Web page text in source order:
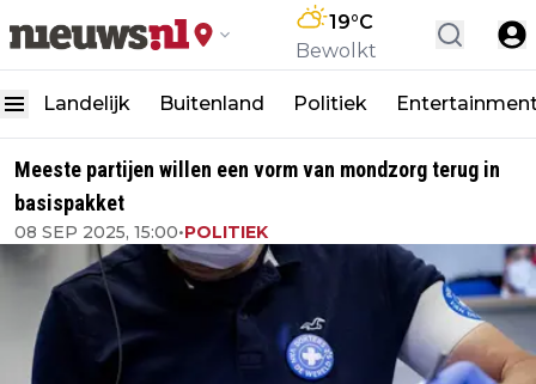
19°C
Bewolkt
Landelijk Buitenland Politiek
Meeste partijen willen een vorm van mondzorg terug in
basispakket
08 SEP 2025, 15:00•POLITIEK